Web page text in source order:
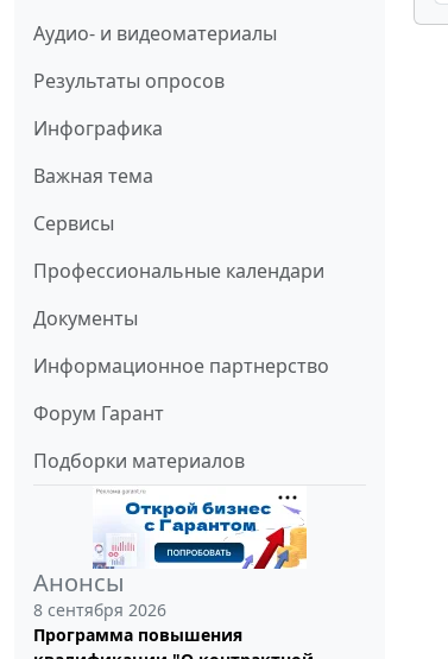
Аудио- и видеоматериалы
Результаты опросов
Инфографика
Важная тема
Сервисы
Профессиональные календари
Документы
Информационное партнерство
Форум Гарант
Подборки материалов
Анонсы
8 сентября 2026
Программа повышения